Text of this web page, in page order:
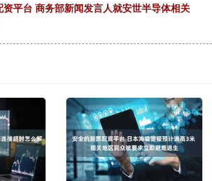
资平台 商务部新闻发言人就安世半导体相关